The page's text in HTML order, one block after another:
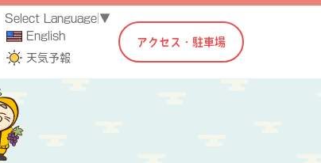
Select Language ▼
English
天気予報
アクセス・駐車場